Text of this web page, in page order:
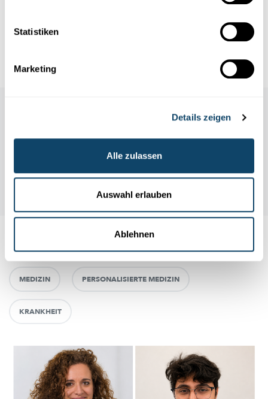
Statistiken
Marketing
Details zeigen
Alle zulassen
Auswahl erlauben
Ablehnen
Auch interessant
MEDIZIN PERSONALISIERTE MEDIZIN
KRANKHEIT